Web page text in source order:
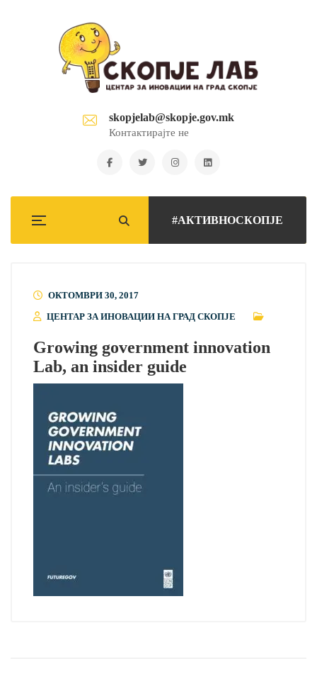
skopjelab@skopje.gov.mk
Контактирајте не
#АКТИВНОСКОПЈЕ
ОКТОМВРИ 30, 2017
ЦЕНТАР ЗА ИНОВАЦИИ НА ГРАД СКОПЈЕ
Growing government innovation
Lab, an insider guide